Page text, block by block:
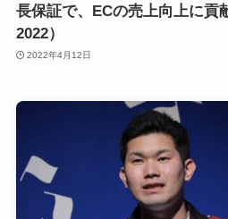
長保証で、ECの売上向上に貢
2022）
2022年4月12日